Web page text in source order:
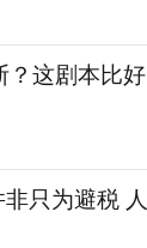
？这剧本比好
只为避税 人